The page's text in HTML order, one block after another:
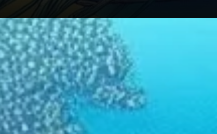
Perspectives d'avenir pour
Tether